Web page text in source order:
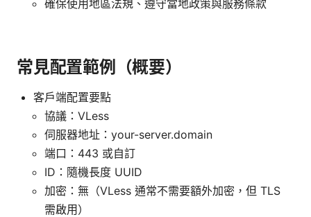
確保使用地區法規、遵守當地政策與服務條款
常見配置範例（概要）
客戶端配置要點
協議：VLess
伺服器地址：your-server.domain
端口：443 或自訂
ID：隨機長度 UUID
加密：無（VLess 通常不需要額外加密，但 TLS
需啟用）